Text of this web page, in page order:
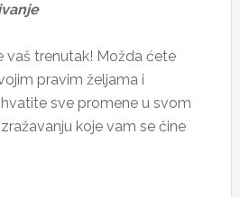
vaš trenutak! Možda ćete
pravim željama i
sve promene u svom
koje vam se čine